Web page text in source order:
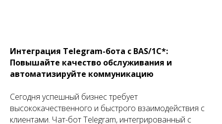
Интеграция Telegram-бота с BAS/1С*:
Повышайте качество обслуживания и
автоматизируйте коммуникацию
Сегодня успешный бизнес требует
высококачественного и быстрого взаимодействия с
клиентами. Чат-бот Telegram, интегрированный с